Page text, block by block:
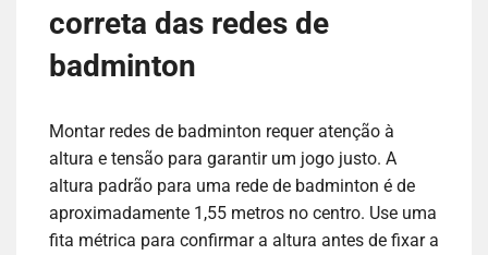
correta das redes de
badminton
Montar redes de badminton requer atenção à
altura e tensão para garantir um jogo justo. A
altura padrão para uma rede de badminton é de
aproximadamente 1,55 metros no centro. Use uma
fita métrica para confirmar a altura antes de fixar a